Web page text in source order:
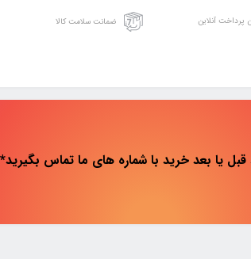
پرداخت آنلاین ضمانت سلامت کالا
یا بعد خرید با شماره های ما تماس